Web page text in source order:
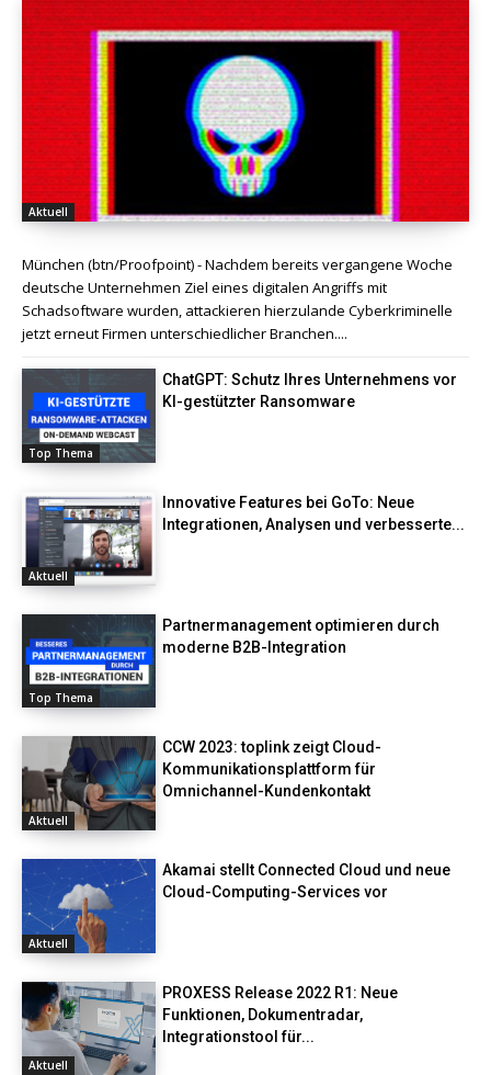
Aktuell
München (btn/Proofpoint) - Nachdem bereits vergangene Woche
deutsche Unternehmen Ziel eines digitalen Angriffs mit
Schadsoftware wurden, attackieren hierzulande Cyberkriminelle
jetzt erneut Firmen unterschiedlicher Branchen....
Top Thema
ChatGPT: Schutz Ihres Unternehmens vor
KI-gestützter Ransomware
Aktuell
Innovative Features bei GoTo: Neue
Integrationen, Analysen und verbesserte...
Top Thema
Partnermanagement optimieren durch
moderne B2B-Integration
Aktuell
CCW 2023: toplink zeigt Cloud-
Kommunikationsplattform für
Omnichannel-Kundenkontakt
Aktuell
Akamai stellt Connected Cloud und neue
Cloud-Computing-Services vor
Aktuell
PROXESS Release 2022 R1: Neue
Funktionen, Dokumentradar,
Integrationstool für...